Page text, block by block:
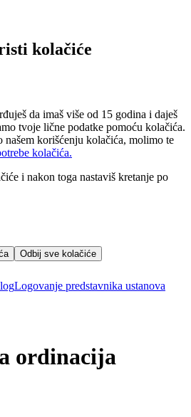
kolačiće
da imaš više od 15 godina i daješ
tvoje lične podatke pomoću kolačića.
našem korišćenju kolačića, molimo te
kolačića.
i nakon toga nastaviš kretanje po
Odbij sve kolačiće
Logovanje predstavnika ustanova
ordinacija